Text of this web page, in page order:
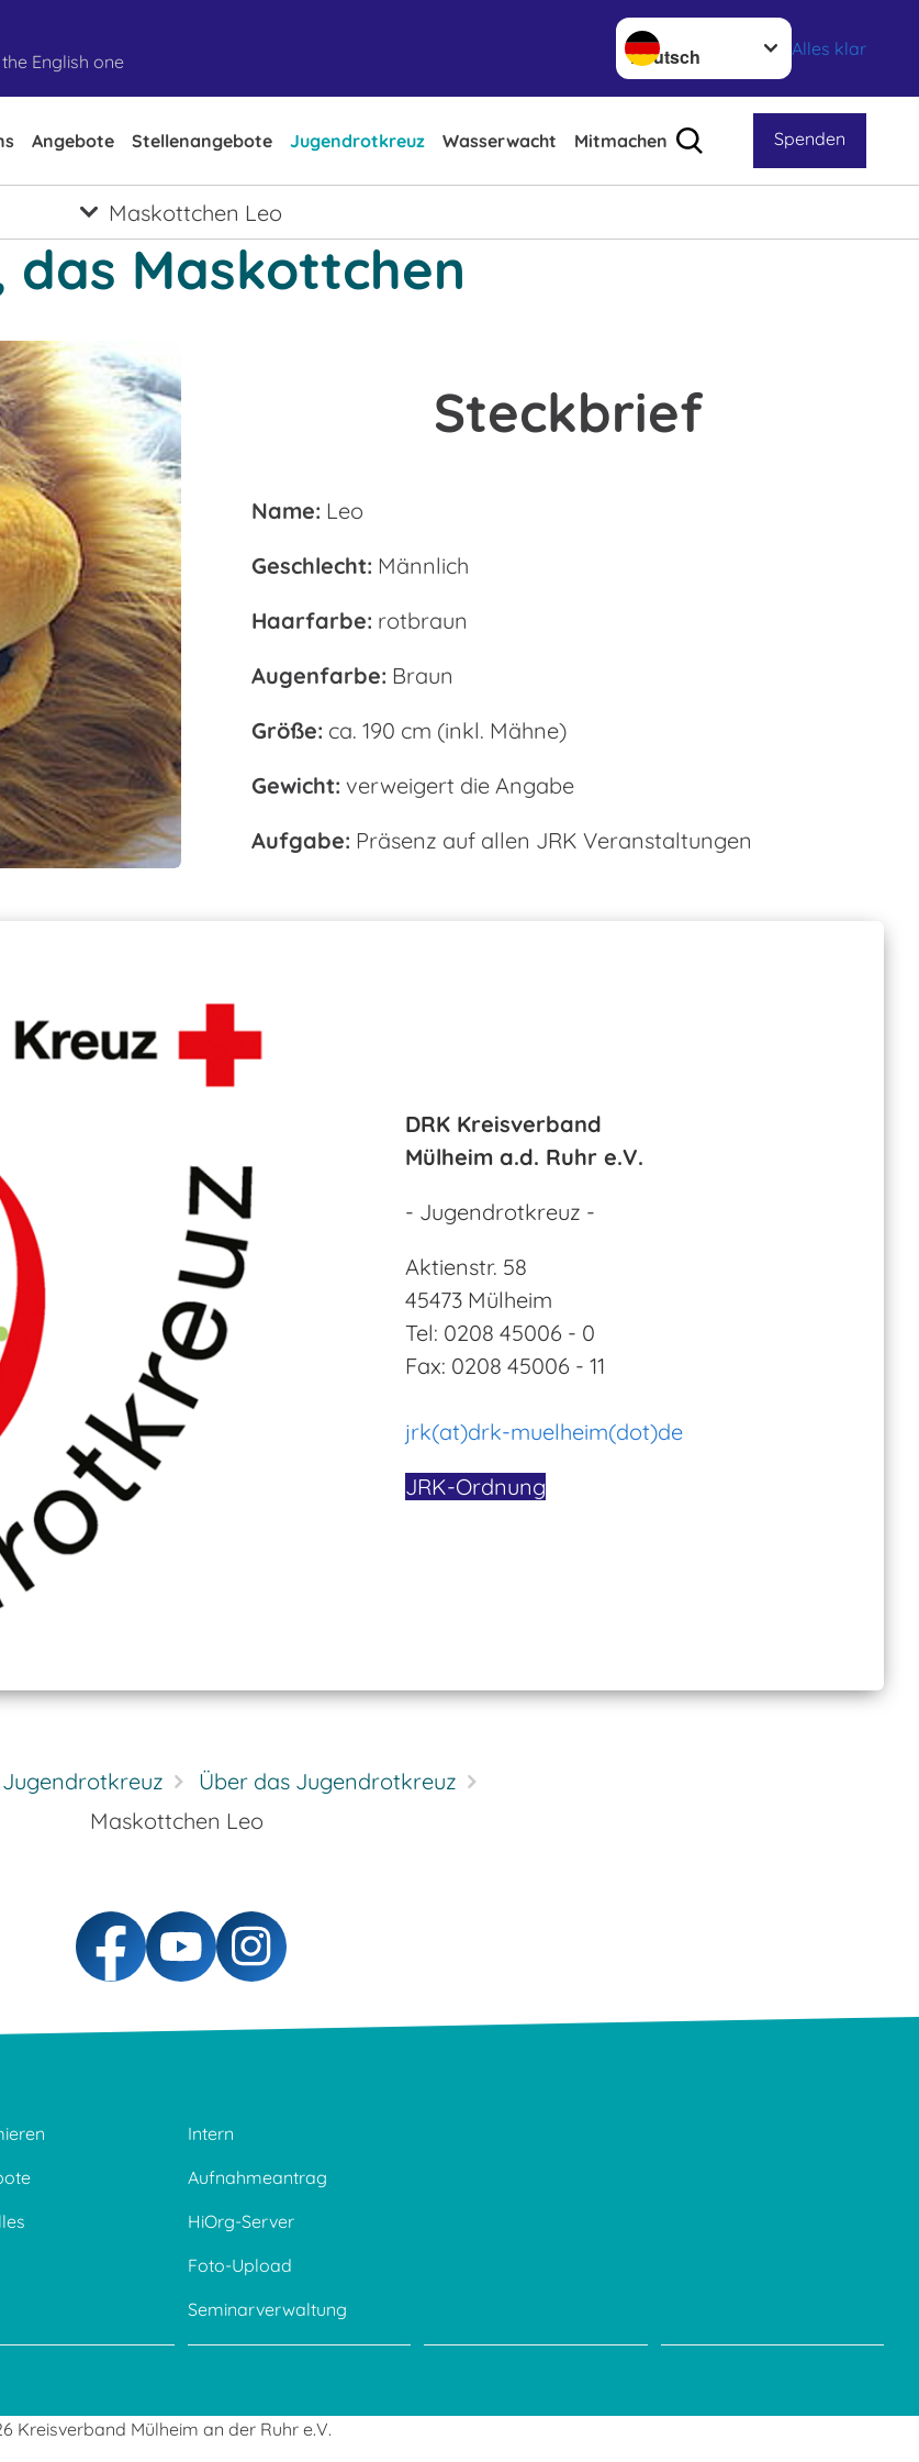
English one
Sprache wechseln zu
Alles klar
Angebote Stellenangebote Jugendrotkreuz Wasserwacht Mitmachen Spenden
Maskottchen Leo
das Maskottchen
Steckbrief
Name: Leo
Geschlecht: Männlich
Haarfarbe: rotbraun
Augenfarbe: Braun
Größe: ca. 190 cm (inkl. Mähne)
Gewicht: verweigert die Angabe
Aufgabe: Präsenz auf allen JRK Veranstaltungen
DRK Kreisverband
Mülheim a.d. Ruhr e.V.
- Jugendrotkreuz -
Aktienstr. 58
45473 Mülheim
Tel: 0208 45006 - 0
Fax: 0208 45006 - 11
jrk(at)drk-muelheim(dot)de
JRK-Ordnung
Jugendrotkreuz
Über das Jugendrotkreuz
Maskottchen Leo
Intern
Aufnahmeantrag
HiOrg-Server
Foto-Upload
Seminarverwaltung
Kreisverband Mülheim an der Ruhr e.V.